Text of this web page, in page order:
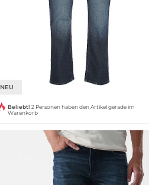
NEU
Beliebt! 2 Personen haben den Artikel gerade im
Warenkorb